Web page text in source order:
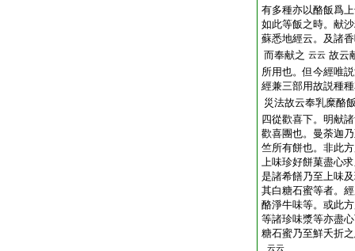
有多種亦以酪飯爲
如此等飯之時。献
蘇悉地經云。及諸
而奉献之 云云 故云
所用也。但今經唯
經兼三部用故説種
災法故云奉乳糜酪
四從歡喜下。明献
歡喜團也。曼荼迦
竺所有餅也。非此
上味珍好餅菓盡心
是諸希饍乃至上味
其白糖石蜜等者。
酪淨牛味等。或此
等諸珍味漿等亦盡
糖石蜜乃至鮮夭折
云云